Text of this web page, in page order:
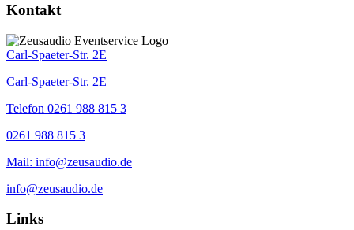
Kontakt
Carl-Spaeter-Str. 2E
Carl-Spaeter-Str. 2E
Telefon 0261 988 815 3
0261 988 815 3
Mail: info@zeusaudio.de
info@zeusaudio.de
Links